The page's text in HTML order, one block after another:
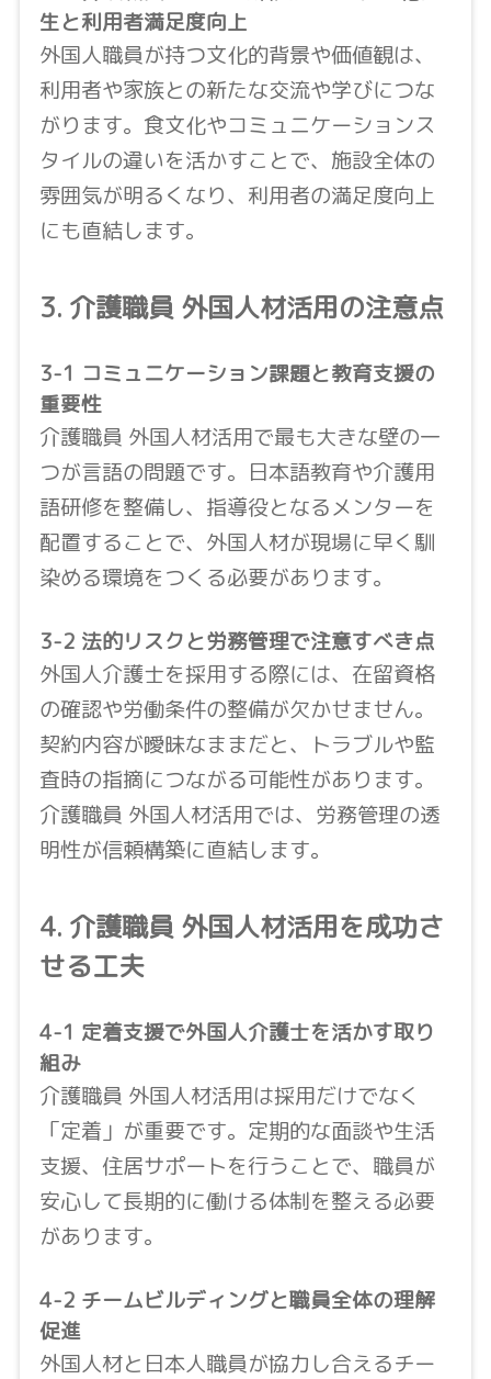
生と利用者満足度向上
外国人職員が持つ文化的背景や価値観は、
利用者や家族との新たな交流や学びにつな
がります。食文化やコミュニケーションス
タイルの違いを活かすことで、施設全体の
雰囲気が明るくなり、利用者の満足度向上
にも直結します。
3. 介護職員 外国人材活用の注意点
3-1 コミュニケーション課題と教育支援の
重要性
介護職員 外国人材活用で最も大きな壁の一
つが言語の問題です。日本語教育や介護用
語研修を整備し、指導役となるメンターを
配置することで、外国人材が現場に早く馴
染める環境をつくる必要があります。
3-2 法的リスクと労務管理で注意すべき点
外国人介護士を採用する際には、在留資格
の確認や労働条件の整備が欠かせません。
契約内容が曖昧なままだと、トラブルや監
査時の指摘につながる可能性があります。
介護職員 外国人材活用では、労務管理の透
明性が信頼構築に直結します。
4. 介護職員 外国人材活用を成功さ
せる工夫
4-1 定着支援で外国人介護士を活かす取り
組み
介護職員 外国人材活用は採用だけでなく
「定着」が重要です。定期的な面談や生活
支援、住居サポートを行うことで、職員が
安心して長期的に働ける体制を整える必要
があります。
4-2 チームビルディングと職員全体の理解
促進
外国人材と日本人職員が協力し合えるチー